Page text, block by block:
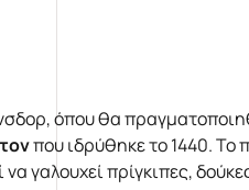
όπου θα
που ιδρύθηκε το 1440. Το
γαλουχεί πρίγκιπες,